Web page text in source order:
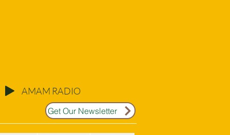
AMAM RADIO
Get Our Newsletter